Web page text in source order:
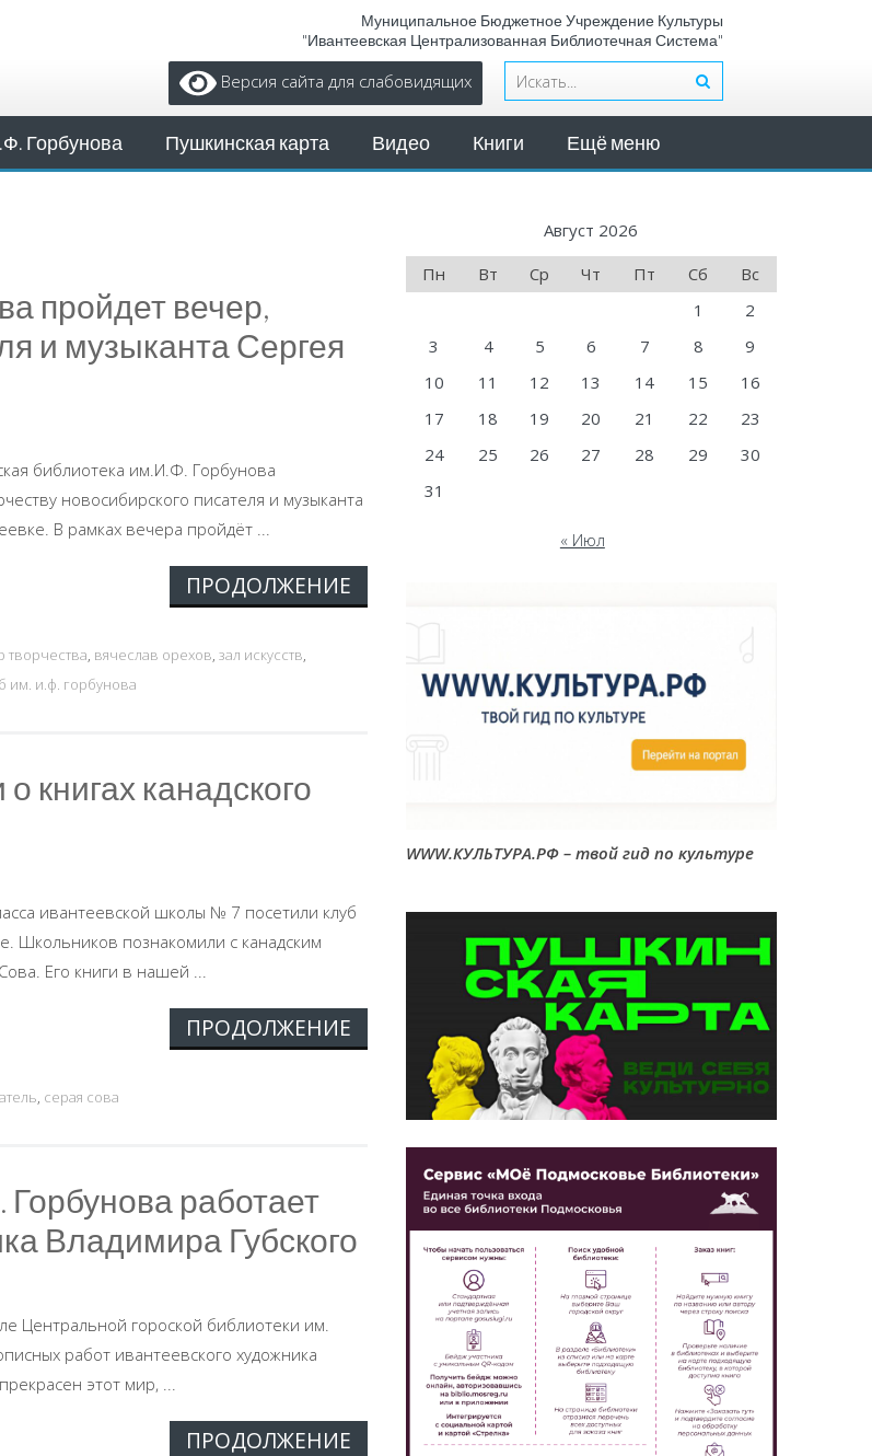
Муниципальное Бюджетное Учреждение Культуры
"Ивантеевская Централизованная Библиотечная Система"
Версия сайта для слабовидящих
Горбунова Пушкинская карта Видео Книги Ещё меню
пройдет вечер,
и музыканта Сергея
библиотека им.И.Ф. Горбунова
новосибирского писателя и музыканта
В рамках вечера пройдёт ...
ПРОДОЛЖЕНИЕ
творчества, вячеслав орехов, зал искусств,
им. и.ф. горбунова
книгах канадского
ивантеевской школы № 7 посетили клуб
Школьников познакомили с канадским
Его книги в нашей ...
ПРОДОЛЖЕНИЕ
, серая сова
работает
Владимира Губского
Центральной гороской библиотеки им.
работ ивантеевского художника
этот мир, ...
ПРОДОЛЖЕНИЕ
Август 2026
Пн
Вт Ср Чт Пт Сб
Вс
1
2
3
4 5 6 7 8
9
10
11 12 13 14 15
16
17
18 19 20 21 22
23
24
25 26 27 28 29
30
31
« Июл
WWW.КУЛЬТУРА.РФ – твой гид по культуре